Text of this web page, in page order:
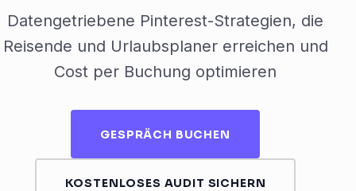
Datengetriebene Pinterest-Strategien, die
Reisende und Urlaubsplaner erreichen und
Cost per Buchung optimieren
GESPRÄCH BUCHEN
KOSTENLOSES AUDIT SICHERN